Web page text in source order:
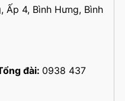
Ấp 4, Bình Hưng, Bình
đài: 0938 437